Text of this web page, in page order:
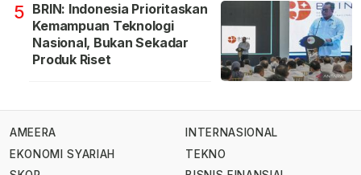
5 BRIN: Indonesia Prioritaskan
Kemampuan Teknologi
Nasional, Bukan Sekadar
Produk Riset
AMEERA
EKONOMI SYARIAH
INTERNASIONAL
TEKNO